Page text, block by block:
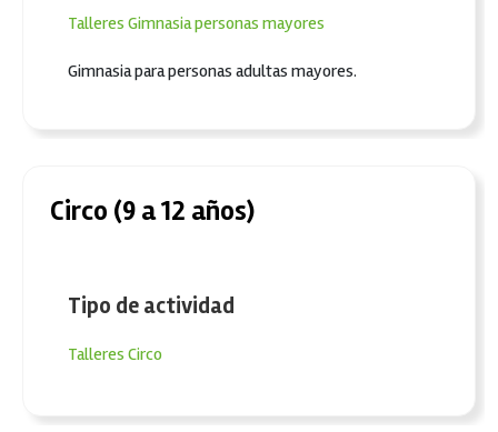
Talleres Gimnasia personas mayores
Gimnasia para personas adultas mayores.
Circo (9 a 12 años)
Tipo de actividad
Talleres Circo